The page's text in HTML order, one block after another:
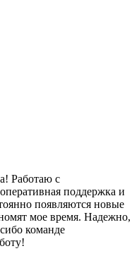
Работаю с
поддержка и
появляются новые
мое время. Надежно,
команде